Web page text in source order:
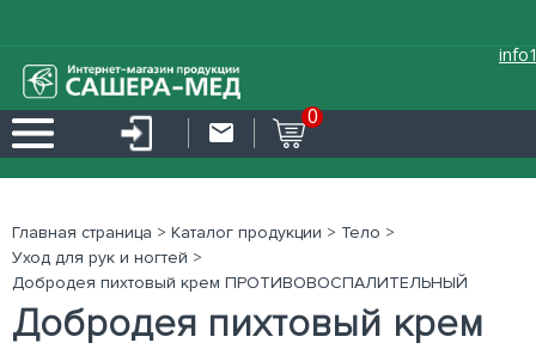
0
Главная страница > Каталог продукции > Тело >
Уход для рук и ногтей >
Добродея пихтовый крем ПРОТИВОВОСПАЛИТЕЛЬНЫЙ
Добродея пихтовый крем